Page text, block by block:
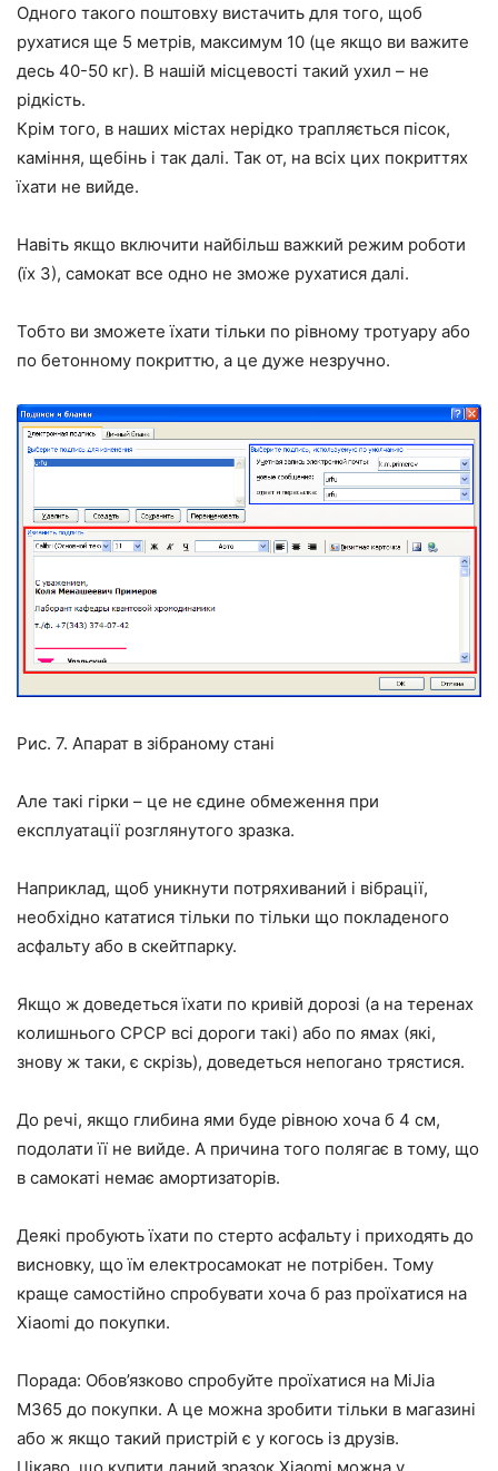
Одного такого поштовху вистачить для того, щоб
рухатися ще 5 метрів, максимум 10 (це якщо ви важите
десь 40-50 кг). В нашій місцевості такий ухил – не
рідкість.
Крім того, в наших містах нерідко трапляється пісок,
каміння, щебінь і так далі. Так от, на всіх цих покриттях
їхати не вийде.
Навіть якщо включити найбільш важкий режим роботи
(їх 3), самокат все одно не зможе рухатися далі.
Тобто ви зможете їхати тільки по рівному тротуару або
по бетонному покриттю, а це дуже незручно.
Рис. 7. Апарат в зібраному стані
Але такі гірки – це не єдине обмеження при
експлуатації розглянутого зразка.
Наприклад, щоб уникнути потряхиваний і вібрації,
необхідно кататися тільки по тільки що покладеного
асфальту або в скейтпарку.
Якщо ж доведеться їхати по кривій дорозі (а на теренах
колишнього СРСР всі дороги такі) або по ямах (які,
знову ж таки, є скрізь), доведеться непогано трястися.
До речі, якщо глибина ями буде рівною хоча б 4 см,
подолати її не вийде. А причина того полягає в тому, що
в самокаті немає амортизаторів.
Деякі пробують їхати по стерто асфальту і приходять до
висновку, що їм електросамокат не потрібен. Тому
краще самостійно спробувати хоча б раз проїхатися на
Xiaomi до покупки.
Порада: Обов’язково спробуйте проїхатися на MiJia
M365 до покупки. А це можна зробити тільки в магазині
або ж якщо такий пристрій є у когось із друзів.
Цікаво, що купити даний зразок Xiaomi можна у